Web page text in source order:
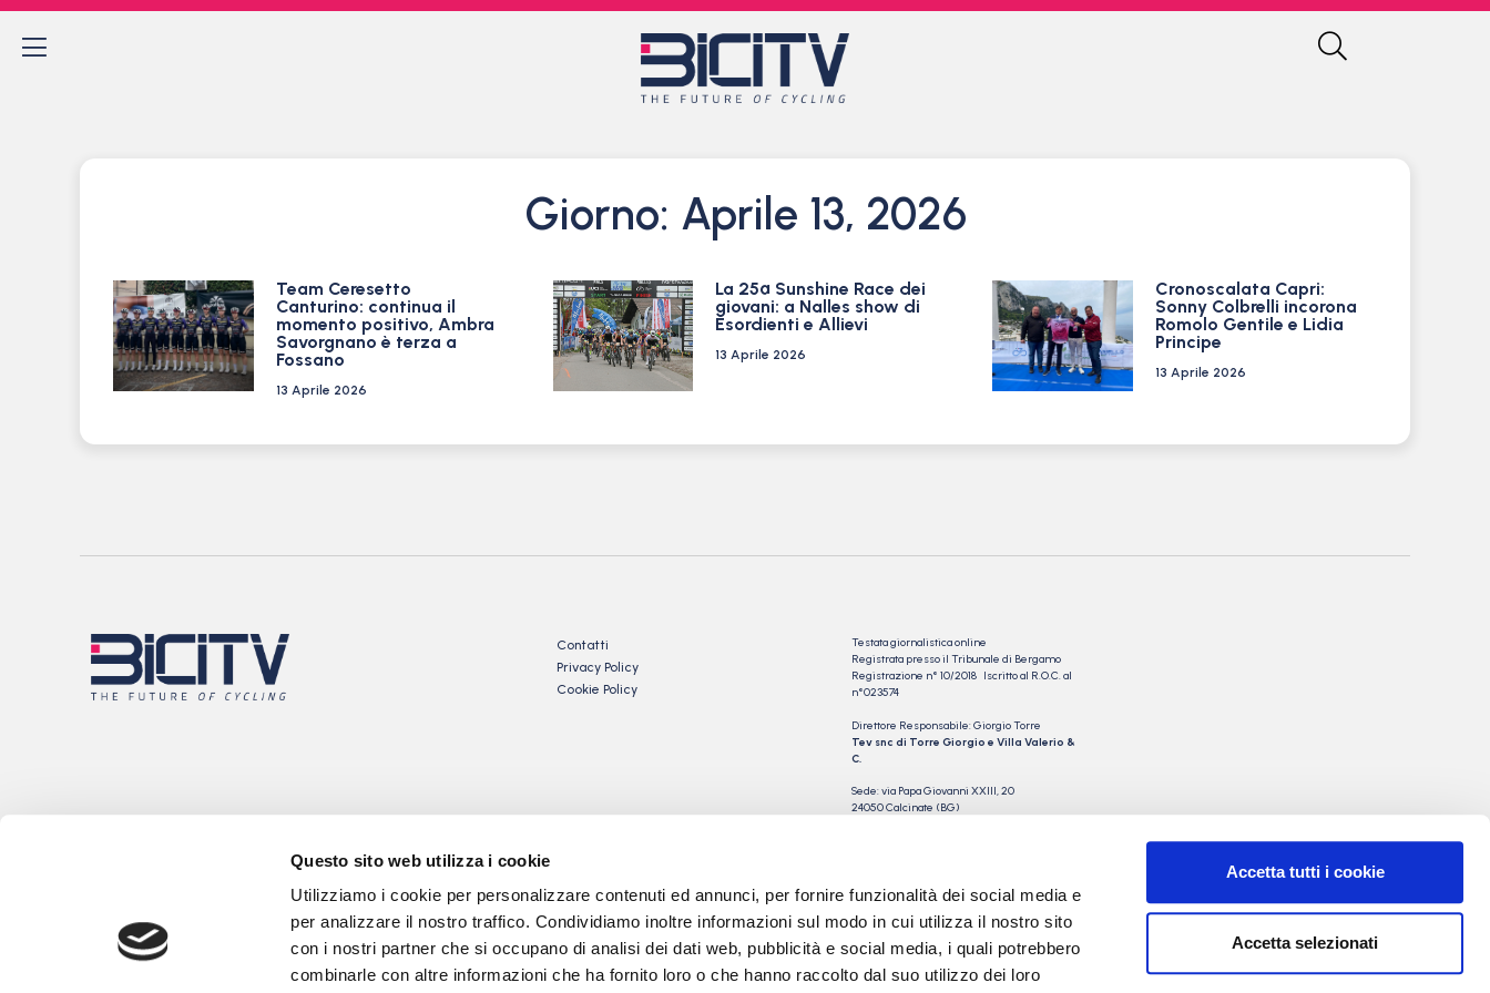
Questo sito web utilizza i cookie
Utilizziamo i cookie per personalizzare contenuti ed annunci, per fornire funzionalità dei social media e
per analizzare il nostro traffico. Condividiamo inoltre informazioni sul modo in cui utilizza il nostro sito
con i nostri partner che si occupano di analisi dei dati web, pubblicità e social media, i quali potrebbero
combinarle con altre informazioni che ha fornito loro o che hanno raccolto dal suo utilizzo dei loro
Accetta tutti i cookie
Accetta selezionati
Giorno: Aprile 13, 2026
Team Ceresetto
Canturino: continua il
momento positivo, Ambra
Savorgnano è terza a
Fossano
13 Aprile 2026
La 25ª Sunshine Race dei
giovani: a Nalles show di
Esordienti e Allievi
13 Aprile 2026
Cronoscalata Capri:
Sonny Colbrelli incorona
Romolo Gentile e Lidia
Principe
13 Aprile 2026
Contatti
Privacy Policy
Cookie Policy
Testata giornalistica online
Registrata presso il Tribunale di Bergamo
Registrazione n° 10/2018 Iscritto al R.O.C. al
n°023574
Direttore Responsabile: Giorgio Torre
Tev snc di Torre Giorgio e Villa Valerio &
C.
Sede: via Papa Giovanni XXIII, 20
24050 Calcinate (BG)